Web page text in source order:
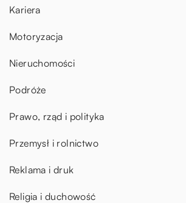
Kariera
Motoryzacja
Nieruchomości
Podróże
Prawo, rząd i polityka
Przemysł i rolnictwo
Reklama i druk
Religia i duchowość